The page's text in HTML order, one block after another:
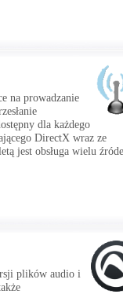
na prowadzanie
dla każdego
DirectX wraz ze
jest obsługa wielu
plików audio i